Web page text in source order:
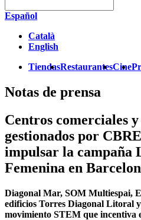
Español
Català
English
TiendasRestaurantesCine
Notas de prensa
Centros comerciales
gestionados por
impulsar la campaña
Femenina en
Diagonal Mar, SOM Multiespai,
edificios Torres Diagonal Litoral
movimiento STEM que incentiva